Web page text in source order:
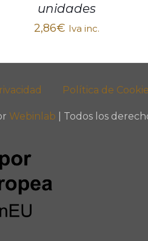
unidades
2,86€ Iva inc.
Política de
Webinlab | Todos los